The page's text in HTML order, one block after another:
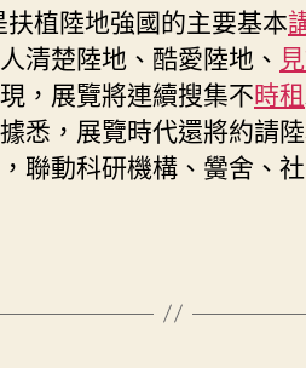
扶植陸地強國的主要基本
清楚陸地、酷愛陸地、
，展覽將連續搜集不時租
悉，展覽時代還將約請
，聯動科研機構、黌舍、